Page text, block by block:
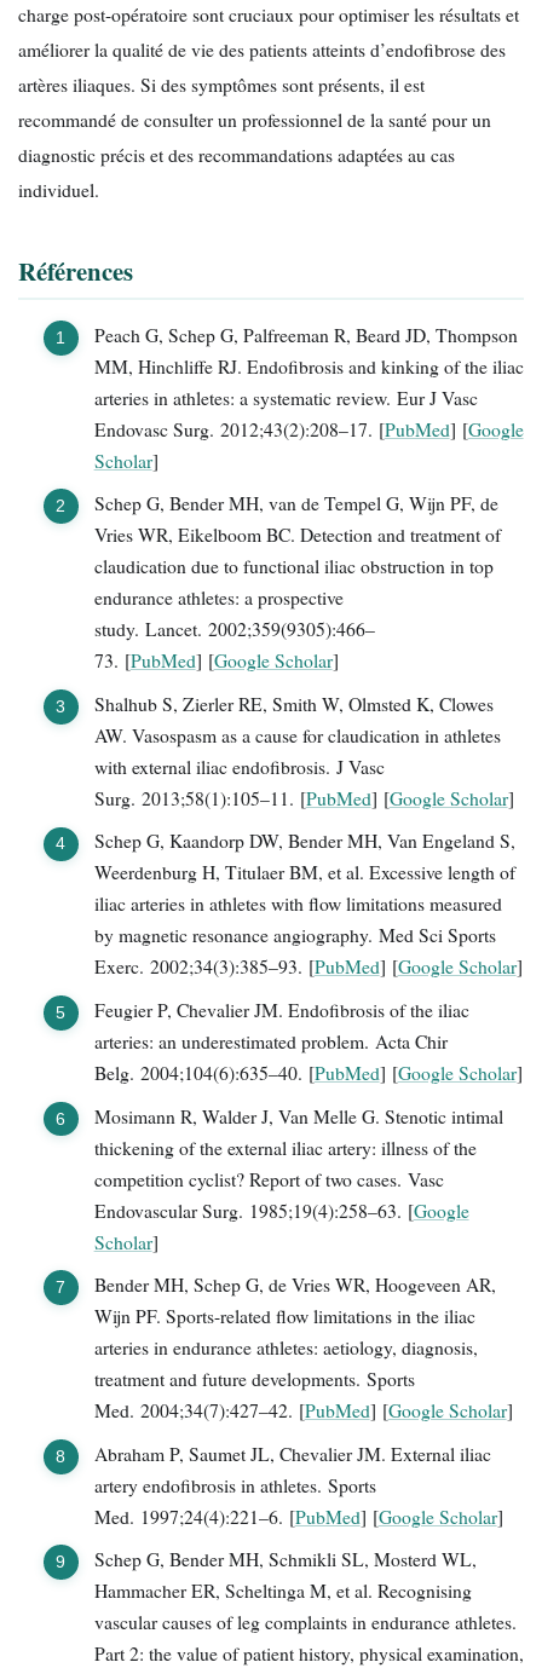
charge post-opératoire sont cruciaux pour optimiser les résultats et
améliorer la qualité de vie des patients atteints d’endofibrose des
artères iliaques. Si des symptômes sont présents, il est
recommandé de consulter un professionnel de la santé pour un
diagnostic précis et des recommandations adaptées au cas
individuel.
Références
Peach G, Schep G, Palfreeman R, Beard JD, Thompson
MM, Hinchliffe RJ. Endofibrosis and kinking of the iliac
arteries in athletes: a systematic review. Eur J Vasc
Endovasc Surg. 2012;43(2):208–17. [PubMed] [Google
Scholar]
Schep G, Bender MH, van de Tempel G, Wijn PF, de
Vries WR, Eikelboom BC. Detection and treatment of
claudication due to functional iliac obstruction in top
endurance athletes: a prospective
study. Lancet. 2002;359(9305):466–
73. [PubMed] [Google Scholar]
Shalhub S, Zierler RE, Smith W, Olmsted K, Clowes
AW. Vasospasm as a cause for claudication in athletes
with external iliac endofibrosis. J Vasc
Surg. 2013;58(1):105–11. [PubMed] [Google Scholar]
Schep G, Kaandorp DW, Bender MH, Van Engeland S,
Weerdenburg H, Titulaer BM, et al. Excessive length of
iliac arteries in athletes with flow limitations measured
by magnetic resonance angiography. Med Sci Sports
Exerc. 2002;34(3):385–93. [PubMed] [Google Scholar]
Feugier P, Chevalier JM. Endofibrosis of the iliac
arteries: an underestimated problem. Acta Chir
Belg. 2004;104(6):635–40. [PubMed] [Google Scholar]
Mosimann R, Walder J, Van Melle G. Stenotic intimal
thickening of the external iliac artery: illness of the
competition cyclist? Report of two cases. Vasc
Endovascular Surg. 1985;19(4):258–63. [Google
Scholar]
Bender MH, Schep G, de Vries WR, Hoogeveen AR,
Wijn PF. Sports-related flow limitations in the iliac
arteries in endurance athletes: aetiology, diagnosis,
treatment and future developments. Sports
Med. 2004;34(7):427–42. [PubMed] [Google Scholar]
Abraham P, Saumet JL, Chevalier JM. External iliac
artery endofibrosis in athletes. Sports
Med. 1997;24(4):221–6. [PubMed] [Google Scholar]
Schep G, Bender MH, Schmikli SL, Mosterd WL,
Hammacher ER, Scheltinga M, et al. Recognising
vascular causes of leg complaints in endurance athletes.
Part 2: the value of patient history, physical examination,